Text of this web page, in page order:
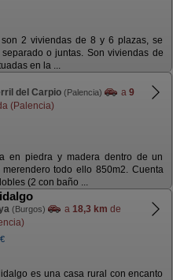
2 viviendas de 8 y 6 plazas, se
o juntas. Son viviendas de
en la ...
del Carpio (Palencia) a 9
(Palencia)
en piedra y madera dentro de un
todo ello 850m2. Cuenta
(2 con baño ...
(Burgos) a 18,3 km de
es una casa rural con encanto